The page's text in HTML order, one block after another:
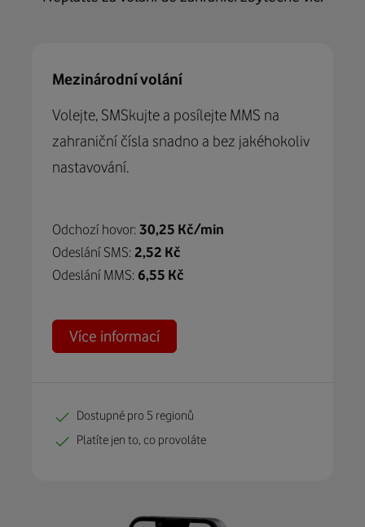
Mezinárodní volání
Volejte, SMSkujte a posílejte MMS na
zahraniční čísla snadno a bez jakéhokoliv
nastavování.
Odchozí hovor: 30,25 Kč/min
Odeslání SMS: 2,52 Kč
Odeslání MMS: 6,55 Kč
Více informací
Dostupné pro 5 regionů
Platíte jen to, co provoláte